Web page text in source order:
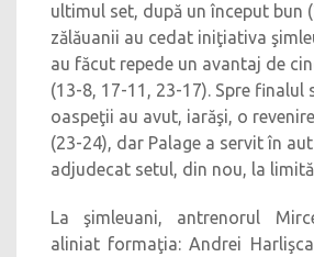
ultimul set, după un început bun
zălăuanii au cedat iniţiativa
au făcut repede un avantaj de
(13-8, 17-11, 23-17). Spre finalul
oaspeţii au avut, iarăşi, o
(23-24), dar Palage a servit în
adjudecat setul, din nou, la
La şimleuani, antrenorul
aliniat formaţia: Andrei